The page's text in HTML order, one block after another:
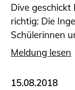
Dive
richtig: Die
Schülerinnen
Meldung lesen
15.08.2018